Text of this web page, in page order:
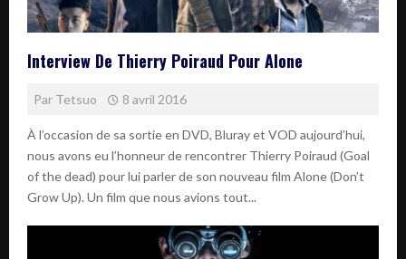
Interview De Thierry Poiraud Pour Alone
Par Tetsuo 8 avril 2016
À l’occasion de sa sortie en DVD, Bluray et VOD aujourd’hui,
nous avons eu l’honneur de rencontrer Thierry Poiraud (Goal
of the dead) pour lui parler de son nouveau film Alone (Don’t
Grow Up). Un film que nous avions tout...